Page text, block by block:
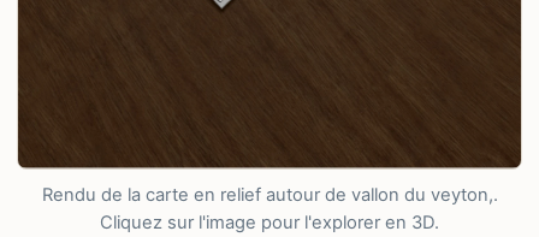
Rendu de la carte en relief autour de vallon du veyton,.
Cliquez sur l'image pour l'explorer en 3D.